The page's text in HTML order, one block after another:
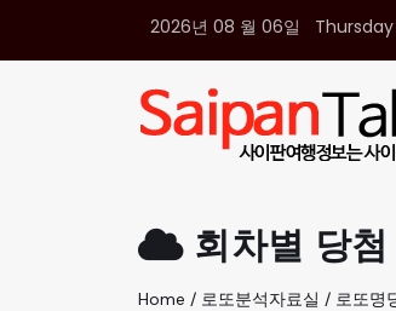
2026년 08 월 06일 Thursday
회차별 당
Home / 로또분석자료실 / 로또명
여행정보
생활정보